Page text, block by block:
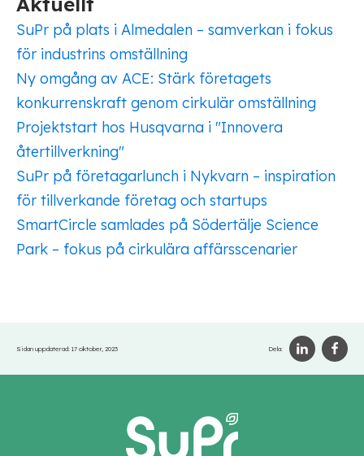
SuPr på plats i Almedalen – samverkan i fokus
för industrins omställning
Ny omgång av ACE: Stärk företagets
konkurrenskraft genom cirkulär omställning
Projektstart hos Husqvarna i "Innovera
återtillverkning"
SuPr på företagarlunch i Nykvarn – inspiration
för tillverkande företag och startups
SmartCircle samlades på Södertälje Science
Park – fokus på cirkulära affärsscenarier
Sidan uppdaterad: 17 oktober, 2023 Dela: